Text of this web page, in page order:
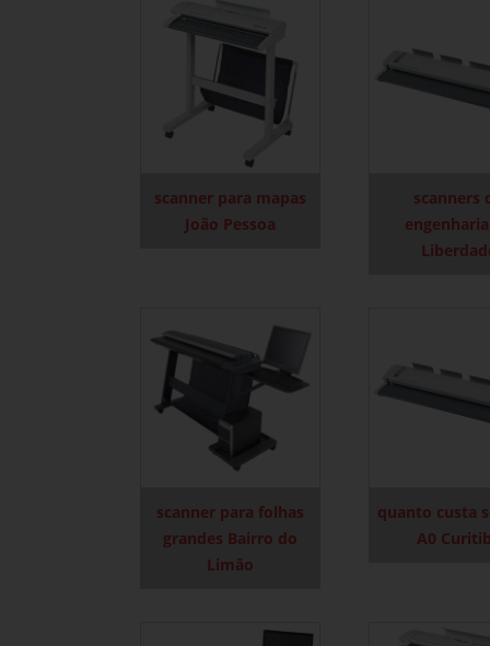
scanner para mapas
João Pessoa
scanners
scanner para folhas
grandes Bairro do
Limão
quanto custa
A0